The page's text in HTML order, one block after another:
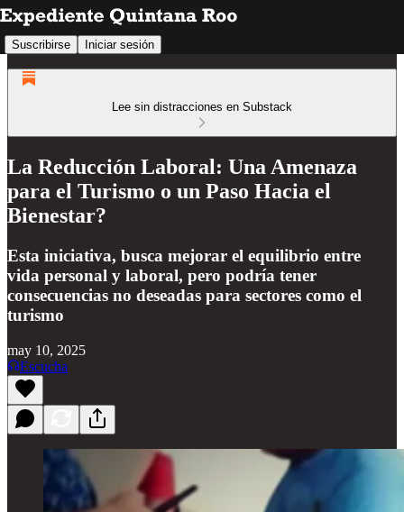
Suscribirse Iniciar sesión
Lee sin distracciones en Substack
La Reducción Laboral: Una Amenaza
para el Turismo o un Paso Hacia el
Bienestar?
Esta iniciativa, busca mejorar el equilibrio entre
vida personal y laboral, pero podría tener
consecuencias no deseadas para sectores como el
turismo
may 10, 2025
Escucha